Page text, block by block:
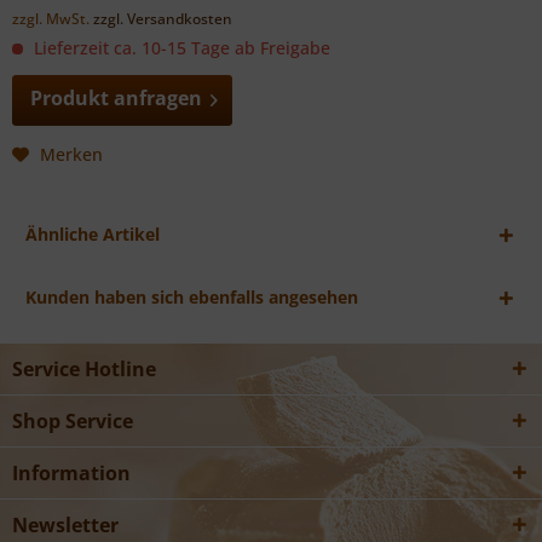
zzgl. MwSt. zzgl. Versandkosten
Lieferzeit ca. 10-15 Tage ab Freigabe
Produkt anfragen
Merken
Ähnliche Artikel
Kunden haben sich ebenfalls angesehen
Service Hotline
Shop Service
Information
Newsletter